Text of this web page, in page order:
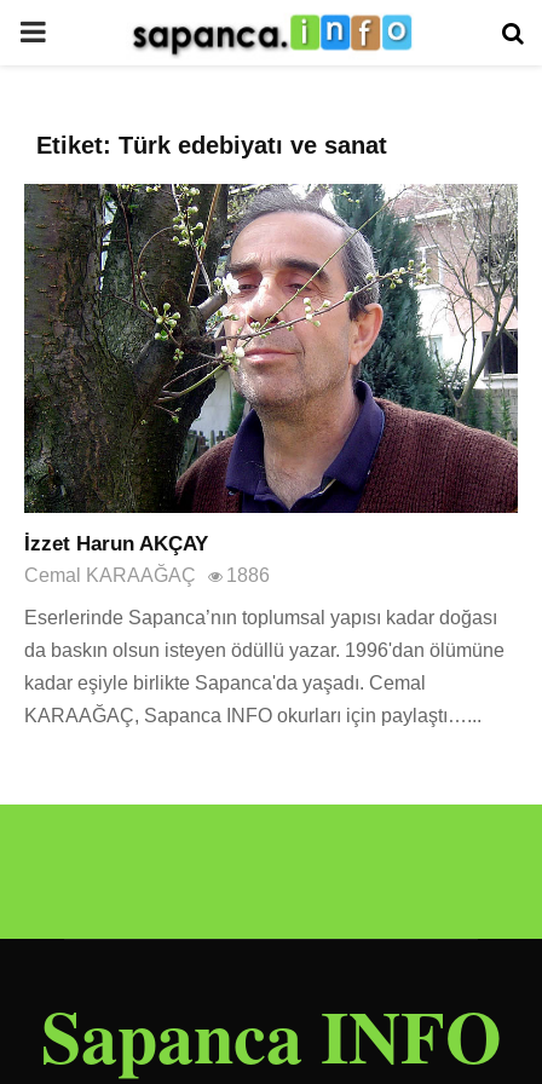
PRIMARY
Etiket: Türk edebiyatı ve sanat
İzzet Harun AKÇAY
Cemal KARAAĞAÇ 1886
Eserlerinde Sapanca’nın toplumsal yapısı kadar doğası
da baskın olsun isteyen ödüllü yazar. 1996'dan ölümüne
kadar eşiyle birlikte Sapanca'da yaşadı. Cemal
KARAAĞAÇ, Sapanca INFO okurları için paylaştı…...
Sapanca INFO